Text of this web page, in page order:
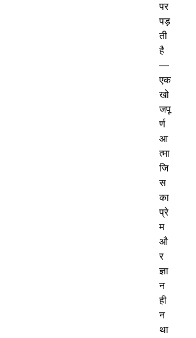
पर
पड़
ती
है
—
एक
खो
जपू
र्ण
आ
त्मा
जि
स
का
प्रे
म
औ
र
ज्ञा
न
ही
न
था